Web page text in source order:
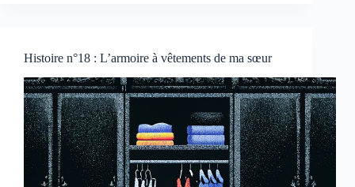
Histoire n°18 : L’armoire à vêtements de ma sœur